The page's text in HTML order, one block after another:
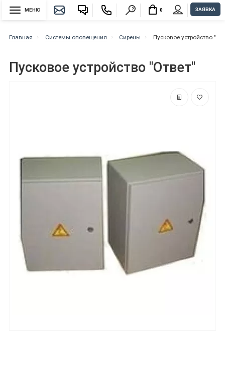
МЕНЮ 0 ЗАЯВКА
Главная Системы оповещения Сирены Пусковое устройство
Пусковое устройство "Ответ"